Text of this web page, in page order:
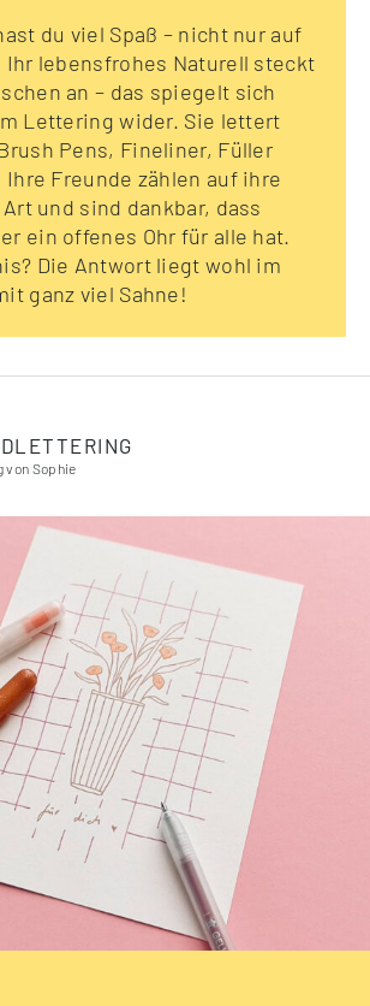
du viel Spaß – nicht nur auf
Ihr lebensfrohes Naturell steckt
an – das spiegelt sich
Lettering wider. Sie lettert
Pens, Fineliner, Füller
Freunde zählen auf ihre
und sind dankbar, dass
ein offenes Ohr für alle hat.
Die Antwort liegt wohl im
ganz viel Sahne!
von Sophie